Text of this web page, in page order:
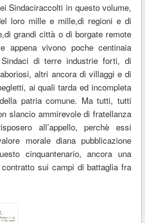
Sindaciraccolti in questo volume,
loro mille e mille,di regioni e di
grandi città o di borgate remote
appena vivono poche centinaia
Sindaci di terre industrie forti, di
altri ancora di villaggi e di
ai quali tarda ed incompleta
patria comune. Ma tutti, tutti
slancio ammirevole di fratellanza
all’appello, perchè essi
morale diana pubblicazione
cinquantenario, ancora una
sui campi di battaglia fra